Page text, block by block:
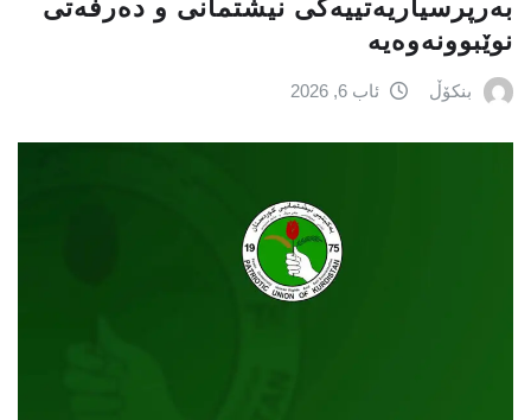
بەرپرسیاريه‌تییەکی نیشتمانى و دەرفەتی
نوێبوونەوەیە
بنکۆڵ ئاب 6, 2026